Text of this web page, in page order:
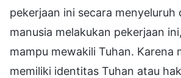
pekerjaan ini secara menyeluruh
manusia melakukan pekerjaan
mampu mewakili Tuhan. Karena
memiliki identitas Tuhan atau